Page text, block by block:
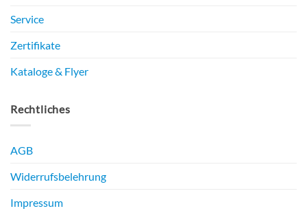
Service
Zertifikate
Kataloge & Flyer
Rechtliches
AGB
Widerrufsbelehrung
Impressum